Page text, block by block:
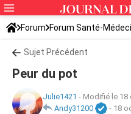
Forum Forum Santé-
Sujet Précédent
Peur du pot
Julie1421 - Modifié le 18
Andy31200
- 18